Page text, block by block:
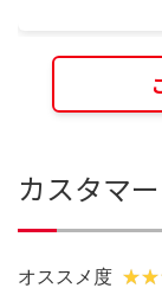
カスタマ
オススメ度